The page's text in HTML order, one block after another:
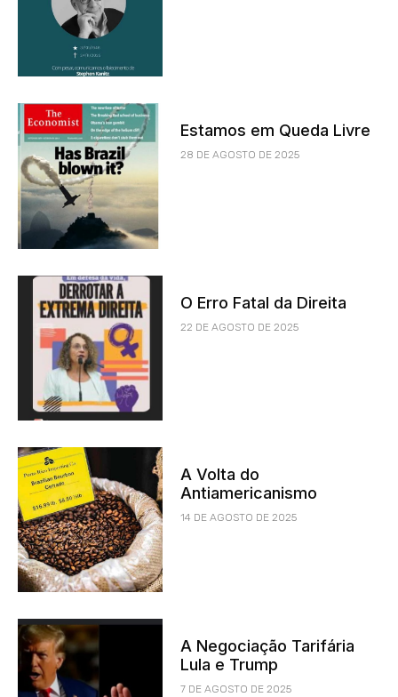
Estamos em Queda Livre
28 DE AGOSTO DE 2025
O Erro Fatal da Direita
22 DE AGOSTO DE 2025
A Volta do
Antiamericanismo
14 DE AGOSTO DE 2025
A Negociação Tarifária
Lula e Trump
7 DE AGOSTO DE 2025